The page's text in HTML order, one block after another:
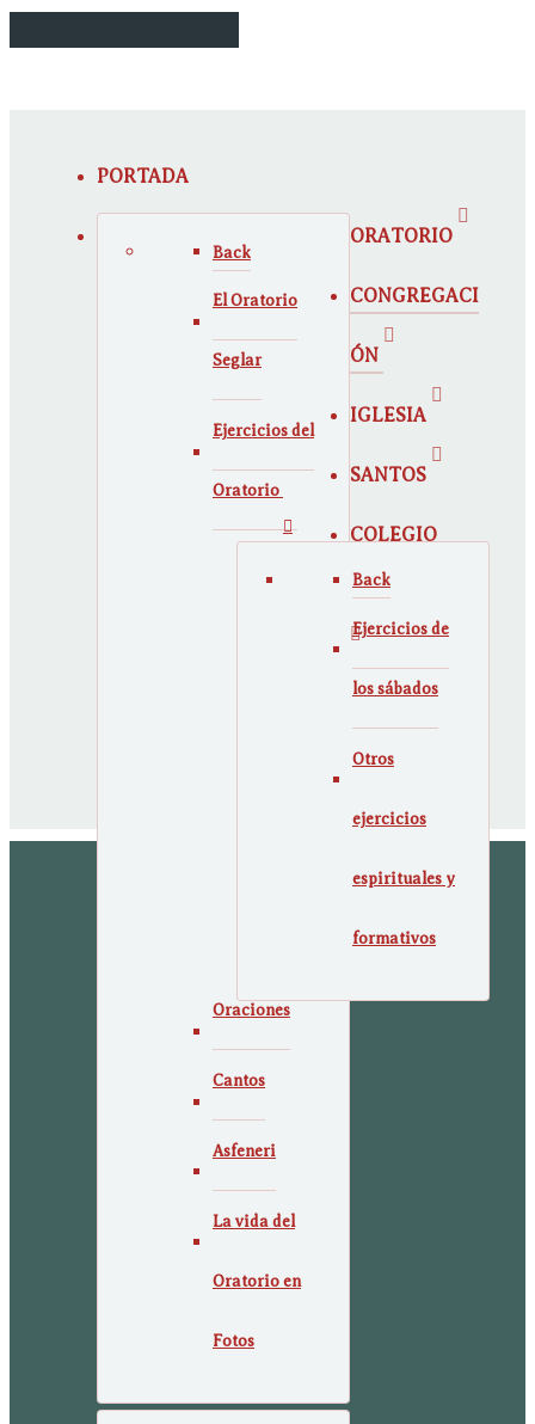
PORTADA
ORATORIO
Back
El Oratorio
Seglar
Ejercicios del
Oratorio
Back
Ejercicios de
los sábados
Otros
ejercicios
espirituales y
formativos
Oraciones
Cantos
Asfeneri
La vida del
Oratorio en
Fotos
CONGREGACI
ÓN
IGLESIA
SANTOS
COLEGIO
ACTUALIDAD